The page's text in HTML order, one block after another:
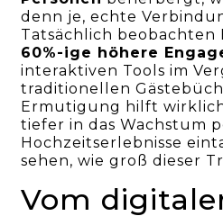
denn je, echte
Tatsächlich beobachten
60%-ige höhere
interaktiven Tools im
traditionellen
Ermutigung hilft
tiefer in das Wachstum
Hochzeitserlebnisse
sehen, wie groß dieser
Vom